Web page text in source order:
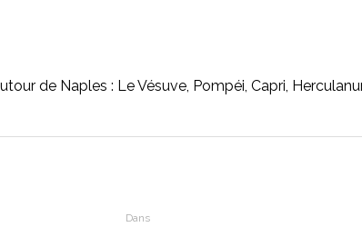
de Naples : Le Vésuve, Pompéi, Capri,
Dans